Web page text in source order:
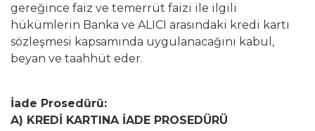
gereğince faiz ve temerrüt faizi ile ilgili
hükümlerin Banka ve ALICI arasındaki kredi kartı
sözleşmesi kapsamında uygulanacağını kabul,
beyan ve taahhüt eder.
İade Prosedürü:
A) KREDİ KARTINA İADE PROSEDÜRÜ